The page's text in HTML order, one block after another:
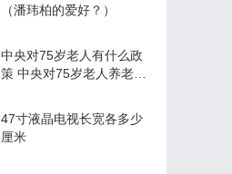
（潘玮柏的爱好？）
中央对75岁老人有什么政
策 中央对75岁老人养老金
47寸液晶电视长宽各多少
厘米